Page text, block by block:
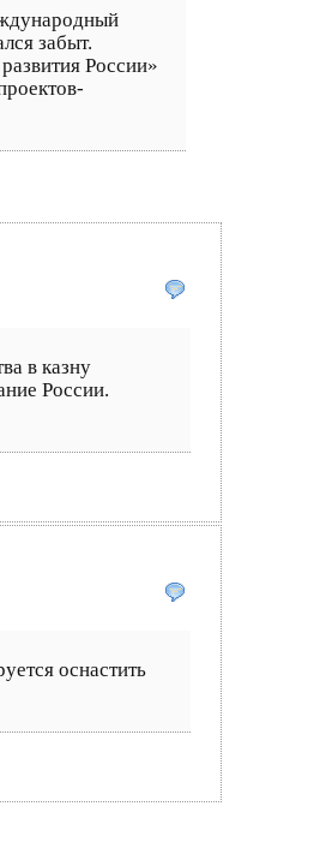
забыт.
России»
в казну
России.
оснастить